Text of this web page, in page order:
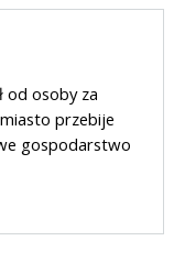
od osoby za
przebije
gospodarstwo